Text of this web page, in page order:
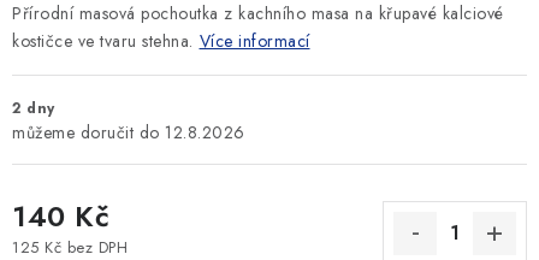
Podmínky ochrany osobních údajů
Přírodní masová pochoutka z kachního masa na křupavé kalciové
kostičce ve tvaru stehna. Více informací
2 dny
12.8.2026
140 Kč
125 Kč bez DPH